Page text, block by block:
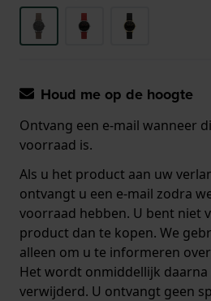
Houd me op de hoogte
Ontvang een e-mail wanneer
voorraad is.
Als u het product aan uw
ontvangt u een e-mail zodra
voorraad hebben. U bent niet
product dan te kopen. We
alleen om u te informeren
Het wordt onmiddellijk daarna
verwijderd. U ontvangt geen